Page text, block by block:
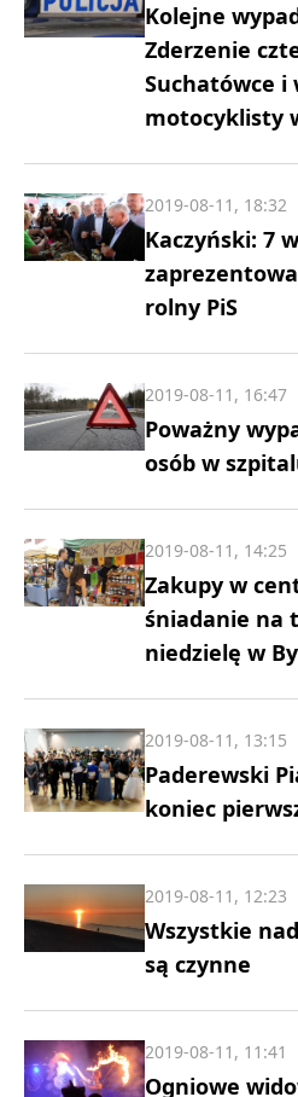
Kolejne
Zderzenie
Suchatówce i
motocyklisty
Kaczyński: 7
rolny PiS
2019-08-11, 18:32
Poważny
osób w
2019-08-11, 16:47
Zakupy w
śniadanie na
niedzielę w
2019-08-11, 14:25
Paderewski
koniec
2019-08-11, 13:15
Wszystkie
są czynne
2019-08-11, 12:23
Ogniowe
2019-08-11, 11:41